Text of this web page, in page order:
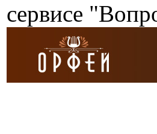
сервисе